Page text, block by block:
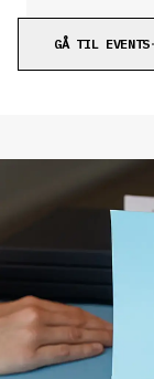
GÅ TIL EVENTS